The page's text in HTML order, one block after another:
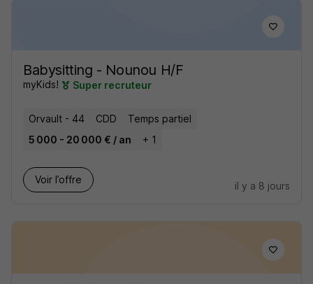
Babysitting - Nounou H/F
myKids! Super recruteur
Orvault - 44 CDD
Temps partiel
5 000 - 20 000 € / an
+ 1
Voir l’offre
il y a 8 jours